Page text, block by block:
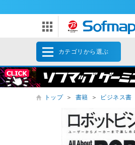
カテゴリから選ぶ
トップ ＞ 書籍 ＞ ビジネス書